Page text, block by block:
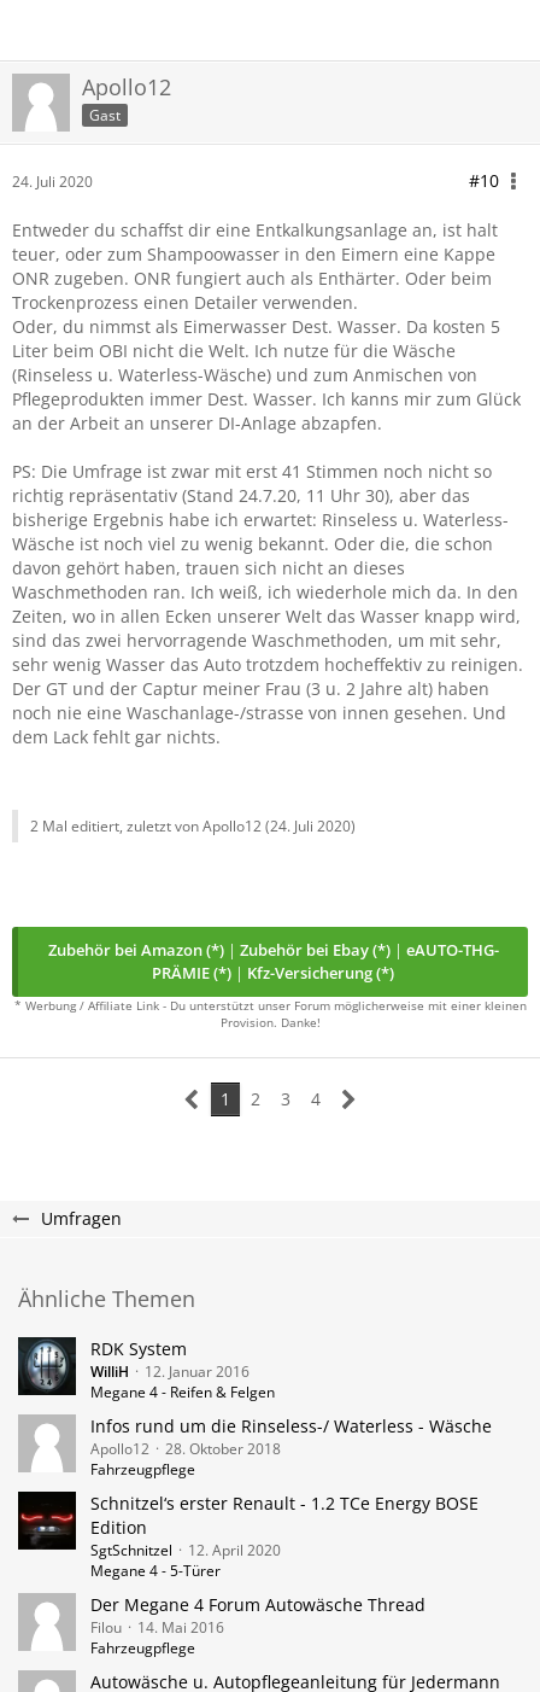
Apollo12
Gast
24. Juli 2020 #10
Entweder du schaffst dir eine Entkalkungsanlage an, ist halt
teuer, oder zum Shampoowasser in den Eimern eine Kappe
ONR zugeben. ONR fungiert auch als Enthärter. Oder beim
Trockenprozess einen Detailer verwenden.
Oder, du nimmst als Eimerwasser Dest. Wasser. Da kosten 5
Liter beim OBI nicht die Welt. Ich nutze für die Wäsche
(Rinseless u. Waterless-Wäsche) und zum Anmischen von
Pflegeprodukten immer Dest. Wasser. Ich kanns mir zum Glück
an der Arbeit an unserer DI-Anlage abzapfen.
PS: Die Umfrage ist zwar mit erst 41 Stimmen noch nicht so
richtig repräsentativ (Stand 24.7.20, 11 Uhr 30), aber das
bisherige Ergebnis habe ich erwartet: Rinseless u. Waterless-
Wäsche ist noch viel zu wenig bekannt. Oder die, die schon
davon gehört haben, trauen sich nicht an dieses
Waschmethoden ran. Ich weiß, ich wiederhole mich da. In den
Zeiten, wo in allen Ecken unserer Welt das Wasser knapp wird,
sind das zwei hervorragende Waschmethoden, um mit sehr,
sehr wenig Wasser das Auto trotzdem hocheffektiv zu reinigen.
Der GT und der Captur meiner Frau (3 u. 2 Jahre alt) haben
noch nie eine Waschanlage-/strasse von innen gesehen. Und
dem Lack fehlt gar nichts.
2 Mal editiert, zuletzt von Apollo12 (24. Juli 2020)
Zubehör bei Amazon (*)| Zubehör bei Ebay (*)| eAUTO-THG-
PRÄMIE (*) | Kfz-Versicherung (*)
* Werbung / Affiliate Link - Du unterstützt unser Forum möglicherweise mit einer kleinen
Provision. Danke!
1 2 3 4
Umfragen
Ähnliche Themen
RDK System
WilliH
12. Januar 2016
Megane 4 - Reifen & Felgen
Infos rund um die Rinseless-/ Waterless - Wäsche
Apollo12
28. Oktober 2018
Fahrzeugpflege
Schnitzel‘s erster Renault - 1.2 TCe Energy BOSE
Edition
SgtSchnitzel
12. April 2020
Megane 4 - 5-Türer
Der Megane 4 Forum Autowäsche Thread
Filou
14. Mai 2016
Fahrzeugpflege
Autowäsche u. Autopflegeanleitung für Jedermann